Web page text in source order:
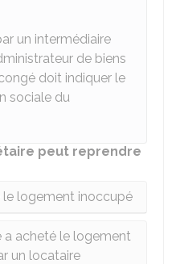
un intermédiaire
de biens
doit indiquer le
sociale du
peut reprendre
le logement inoccupé
a acheté le logement
un locataire